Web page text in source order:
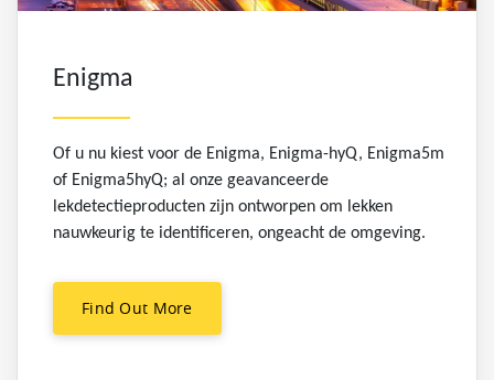
Enigma
Of u nu kiest voor de Enigma, Enigma-hyQ, Enigma5m
of Enigma5hyQ; al onze geavanceerde
lekdetectieproducten zijn ontworpen om lekken
nauwkeurig te identificeren, ongeacht de omgeving.
Find Out More